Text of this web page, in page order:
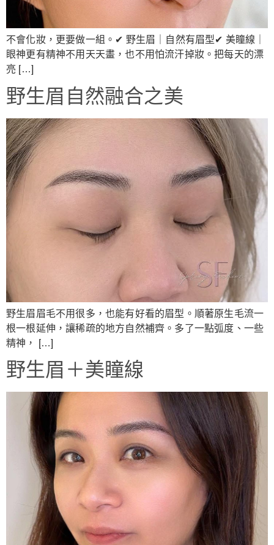
不會化妝，更要做一組。✔ 野生眉｜自然有眉型✔ 美瞳線｜
眼神更有精神不用天天畫，也不用怕流汗掉妝。把每天的漂
亮 […]
野生眉自然融合之美
野生眉眉毛不用很多，也能有好看的眉型。順著原生毛流一
根一根延伸，讓稀疏的地方自然補齊。多了一點弧度、一些
精神， […]
野生眉＋美瞳線